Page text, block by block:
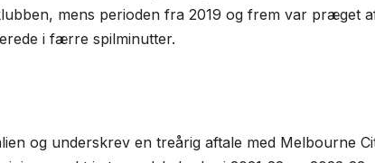
mens perioden fra 2019 og frem var præget
i færre spil­minutter.
og underskrev en treårig aftale med Melbourne